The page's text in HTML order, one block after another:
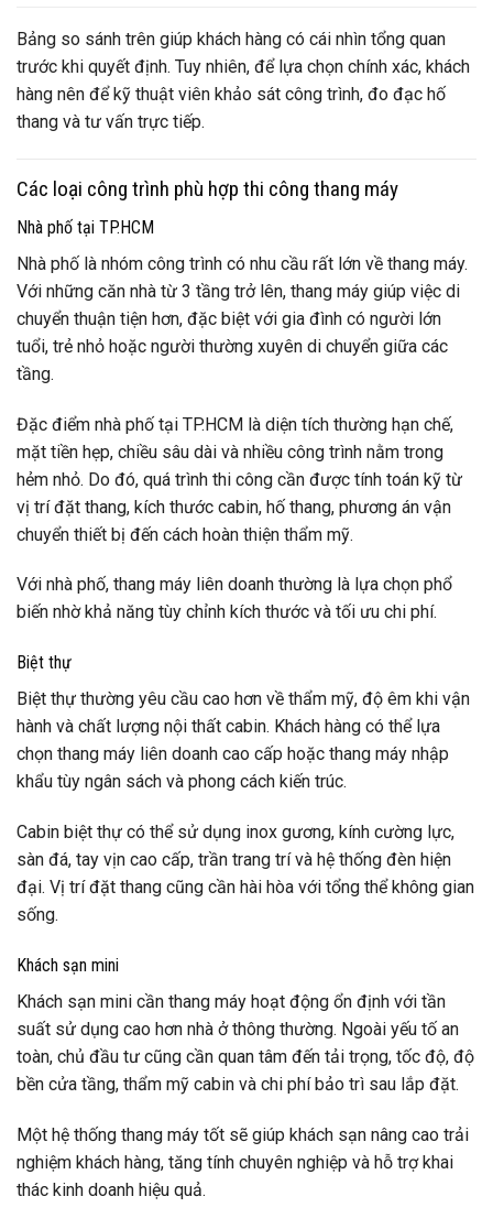
Bảng so sánh trên giúp khách hàng có cái nhìn tổng quan
trước khi quyết định. Tuy nhiên, để lựa chọn chính xác, khách
hàng nên để kỹ thuật viên khảo sát công trình, đo đạc hố
thang và tư vấn trực tiếp.
Các loại công trình phù hợp thi công thang máy
Nhà phố tại TP.HCM
Nhà phố là nhóm công trình có nhu cầu rất lớn về thang máy.
Với những căn nhà từ 3 tầng trở lên, thang máy giúp việc di
chuyển thuận tiện hơn, đặc biệt với gia đình có người lớn
tuổi, trẻ nhỏ hoặc người thường xuyên di chuyển giữa các
tầng.
Đặc điểm nhà phố tại TP.HCM là diện tích thường hạn chế,
mặt tiền hẹp, chiều sâu dài và nhiều công trình nằm trong
hẻm nhỏ. Do đó, quá trình thi công cần được tính toán kỹ từ
vị trí đặt thang, kích thước cabin, hố thang, phương án vận
chuyển thiết bị đến cách hoàn thiện thẩm mỹ.
Với nhà phố, thang máy liên doanh thường là lựa chọn phổ
biến nhờ khả năng tùy chỉnh kích thước và tối ưu chi phí.
Biệt thự
Biệt thự thường yêu cầu cao hơn về thẩm mỹ, độ êm khi vận
hành và chất lượng nội thất cabin. Khách hàng có thể lựa
chọn thang máy liên doanh cao cấp hoặc thang máy nhập
khẩu tùy ngân sách và phong cách kiến trúc.
Cabin biệt thự có thể sử dụng inox gương, kính cường lực,
sàn đá, tay vịn cao cấp, trần trang trí và hệ thống đèn hiện
đại. Vị trí đặt thang cũng cần hài hòa với tổng thể không gian
sống.
Khách sạn mini
Khách sạn mini cần thang máy hoạt động ổn định với tần
suất sử dụng cao hơn nhà ở thông thường. Ngoài yếu tố an
toàn, chủ đầu tư cũng cần quan tâm đến tải trọng, tốc độ, độ
bền cửa tầng, thẩm mỹ cabin và chi phí bảo trì sau lắp đặt.
Một hệ thống thang máy tốt sẽ giúp khách sạn nâng cao trải
nghiệm khách hàng, tăng tính chuyên nghiệp và hỗ trợ khai
thác kinh doanh hiệu quả.